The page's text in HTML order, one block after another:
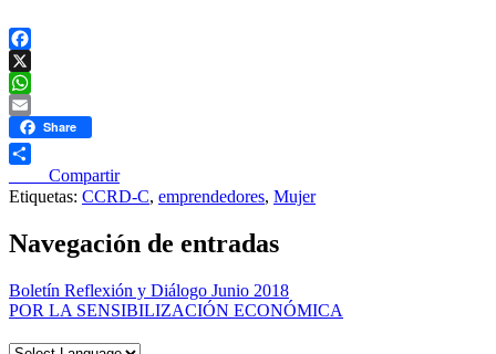
Facebook
X
WhatsApp
EmailShare
____ Compartir
Etiquetas: CCRD-C, emprendedores, Mujer
Navegación de entradas
Boletín Reflexión y Diálogo Junio 2018
POR LA SENSIBILIZACIÓN ECONÓMICA